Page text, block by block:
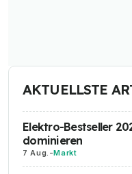
AKTUELLSTE
Elektro-Bestseller
dominieren
7 Aug. -Markt